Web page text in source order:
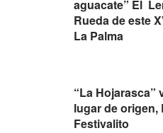
aguacate” El
Rueda de este
La Palma
“La Hojarasca”
lugar de origen,
Festivalito